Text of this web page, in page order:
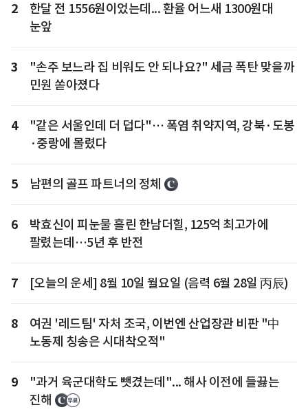
2
한달 전 1556원이었는데... 환율 어느새 1300원대
눈앞
3
"손주 보느라 집 비워도 안 되나요?" 세금 폭탄 맞을까
민원 쏟아졌다
4
"같은 서울인데 더 덥다"… 폭염 취약지역, 강북·도봉
·중랑에 몰렸다
5 남편의 골프 파트너의 정체
6
박효신이 피눈물 흘린 한남더힐, 125억 최고가에
팔렸는데…5년 후 반전
7 [오늘의 운세] 8월 10일 월요일 (음력 6월 28일 丙辰)
8
여권 '레드팀' 자처 조국, 이번엔 산업장관 비판 "中
노동제 칭송은 시대착오적"
9
"과거 육군대학도 뺏겼는데"... 해사 이전에 들끓는
진해